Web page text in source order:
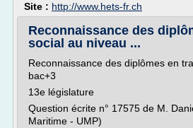
Site : http://www.hets-fr.ch
Reconnaissance des
social au niveau ...
Reconnaissance des diplômes en
bac+3
13e législature
Question écrite n° 17575 de M.
Maritime - UMP)